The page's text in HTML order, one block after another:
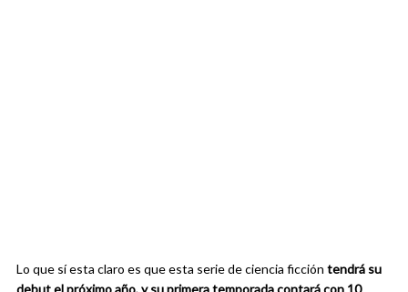
Lo que sí esta claro es que esta serie de ciencia ficción tendrá su